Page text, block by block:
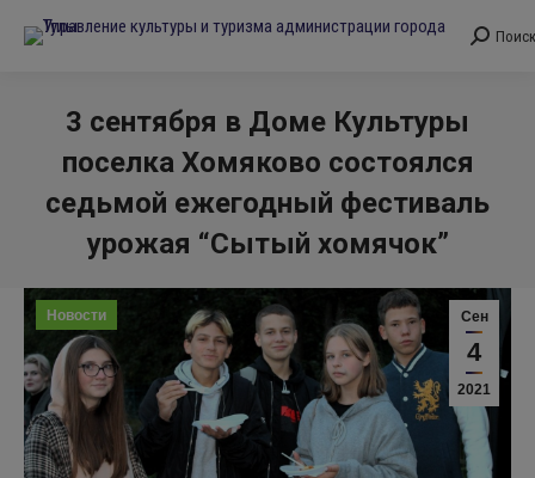
Поиск:
Поиск
3 сентября в Доме Культуры
поселка Хомяково состоялся
седьмой ежегодный фестиваль
урожая “Сытый хомячок”
Сен
4
2021
Новости